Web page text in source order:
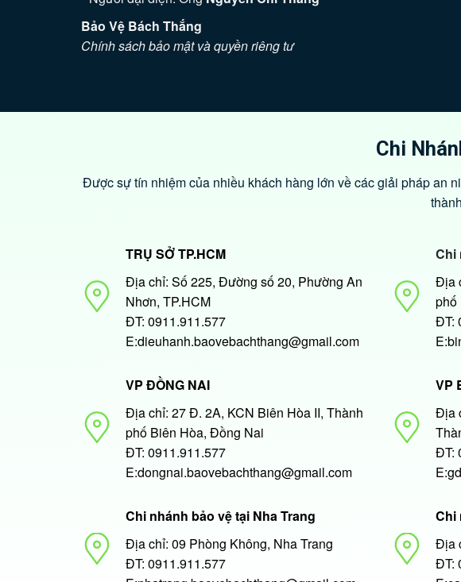
Bảo Vệ Bách Thắng
Chính sách bảo mật và quyền riêng tư
Chi
Được sự tín nhiệm của nhiều khách hàng lớn về các giải pháp an
TRỤ SỞ TP.HCM
Địa chỉ: Số 225, Đường số 20, Phường An
Nhơn, TP.HCM
ĐT: 0911.911.577
E:dieuhanh.baovebachthang@gmail.com
Chi
Địa
phố
ĐT:
VP ĐỒNG NAI
Địa chỉ: 27 Đ. 2A, KCN Biên Hòa II, Thành
phố Biên Hòa, Đồng Nai
ĐT: 0911.911.577
E:dongnai.baovebachthang@gmail.com
VP
Địa
ĐT:
Chi nhánh bảo vệ tại Nha Trang
Địa chỉ: 09 Phòng Không, Nha Trang
ĐT: 0911.911.577
Chi
Địa
ĐT: